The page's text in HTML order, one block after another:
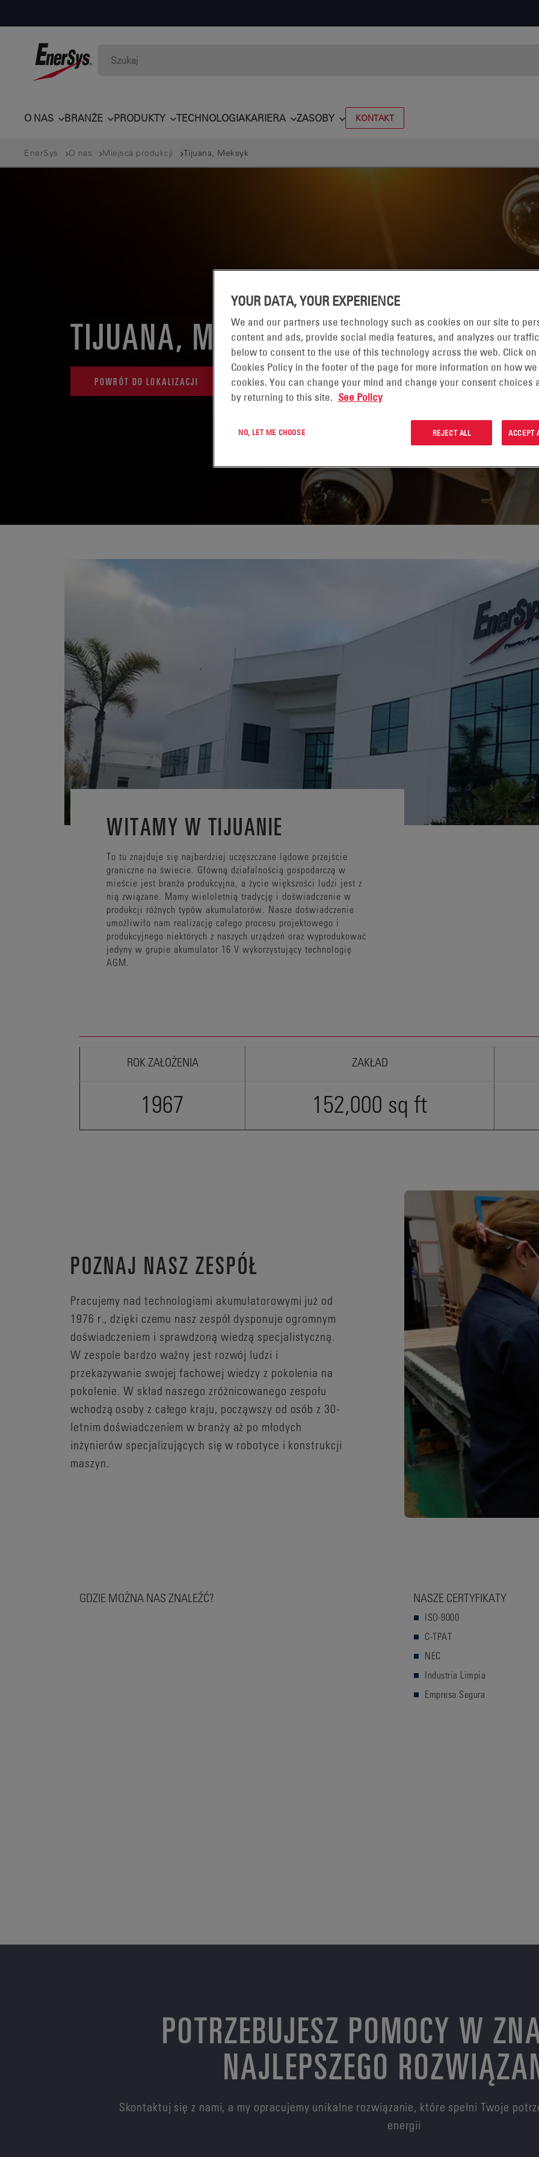
O NAS BRANŻE PRODUKTY TECHNOLOGIAKARIERA ZASOBY KONTAKT
EnerSys O nas Miejsca produkcji Tijuana, Meksyk
TIJUANA, MEKSYK
POWRÓT DO LOKALIZACJI
WITAMY W TIJUANIE
To tu znajduje się najbardziej uczęszczane lądowe przejście
graniczne na świecie. Główną działalnością gospodarczą w
mieście jest branża produkcyjna, a życie większości ludzi jest z
nią związane. Mamy wieloletnią tradycję i doświadczenie w
produkcji różnych typów akumulatorów. Nasze doświadczenie
umożliwiło nam realizację całego procesu projektowego i
produkcyjnego niektórych z naszych urządzeń oraz wyprodukować
jedyny w grupie akumulator 16 V wykorzystujący technologię
AGM.
ROK ZAŁOŻENIA ZAKŁAD
1967 152,000 sq ft
POZNAJ NASZ ZESPÓŁ
Pracujemy nad technologiami akumulatorowymi już od
1976 r., dzięki czemu nasz zespół dysponuje ogromnym
doświadczeniem i sprawdzoną wiedzą specjalistyczną.
W zespole bardzo ważny jest rozwój ludzi i
przekazywanie swojej fachowej wiedzy z pokolenia na
pokolenie. W skład naszego zróżnicowanego zespołu
wchodzą osoby z całego kraju, począwszy od osób z 30-
letnim doświadczeniem w branży aż po młodych
inżynierów specjalizujących się w robotyce i konstrukcji
maszyn.
GDZIE MOŻNA NAS ZNALEŹĆ? NASZE CERTYFIKATY
ISO-9000
C-TPAT
NEC
Industria Limpia
Empresa Segura
POTRZEBUJESZ POMOCY W
NAJLEPSZEGO
Skontaktuj się z nami, a my opracujemy unikalne rozwiązanie, które spełni Twoje
energii
YOUR DATA, YOUR EXPERIENCE
We and our partners use technology such as cookies on our site to
content and ads, provide social media features, and analyzes our
below to consent to the use of this technology across the web. Click on
Cookies Policy in the footer of the page for more information on how
cookies. You can change your mind and change your consent choices
by returning to this site. See Policy
NO, LET ME CHOOSE REJECT ALL ACCEPT